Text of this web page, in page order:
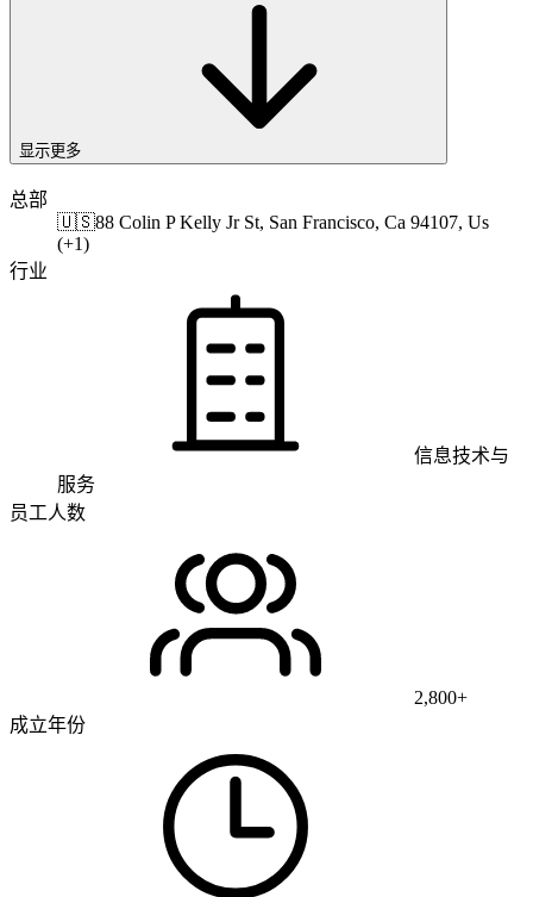
显示更多
总部
🇺🇸88 Colin P Kelly Jr St, San Francisco, Ca 94107, Us
(+1)
行业
信息技术与
服务
员工人数
2,800+
成立年份